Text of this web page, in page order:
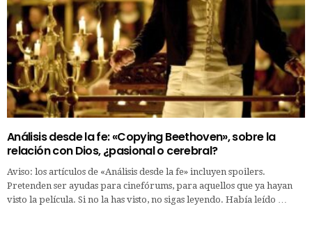
Análisis desde la fe: «Copying Beethoven», sobre la
relación con Dios, ¿pasional o cerebral?
Aviso: los artículos de «Análisis desde la fe» incluyen spoilers.
Pretenden ser ayudas para cinefórums, para aquellos que ya hayan
visto la película. Si no la has visto, no sigas leyendo. Había leído …